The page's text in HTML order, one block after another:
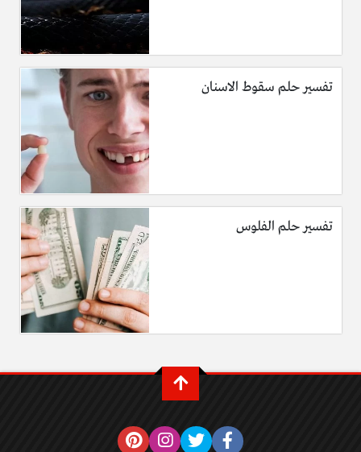
تفسير حلم سقوط الاسنان
تفسير حلم الفلوس